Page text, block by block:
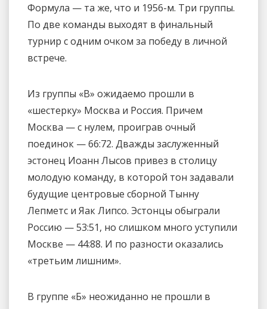
Формула — та же, что и 1956-м. Три группы.
По две команды выходят в финальный
турнир с одним очком за победу в личной
встрече.
Из группы «В» ожидаемо прошли в
«шестерку» Москва и Россия. Причем
Москва — с нулем, проиграв очный
поединок — 66:72. Дважды заслуженный
эстонец Иоанн Лысов привез в столицу
молодую команду, в которой тон задавали
будущие центровые сборной Тынну
Лепметс и Яак Липсо. Эстонцы обыграли
Россию — 53:51, но слишком много уступили
Москве — 44:88. И по разности оказались
«третьим лишним».
В группе «Б» неожиданно не прошли в